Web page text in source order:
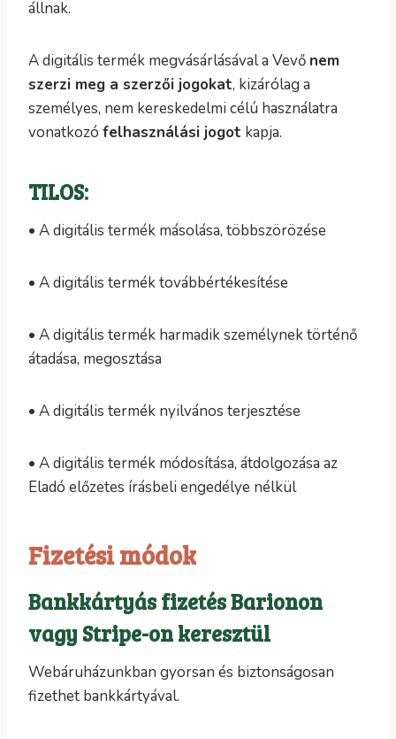
állnak.
A digitális termék megvásárlásával a Vevő nem
szerzi meg a szerzői jogokat, kizárólag a
személyes, nem kereskedelmi célú használatra
vonatkozó felhasználási jogot kapja.
TILOS:
• A digitális termék másolása, többszörözése
• A digitális termék továbbértékesítése
• A digitális termék harmadik személynek történő
átadása, megosztása
• A digitális termék nyilvános terjesztése
• A digitális termék módosítása, átdolgozása az
Eladó előzetes írásbeli engedélye nélkül
Fizetési módok
Bankkártyás fizetés Barionon
vagy Stripe-on keresztül
Webáruházunkban gyorsan és biztonságosan
fizethet bankkártyával.